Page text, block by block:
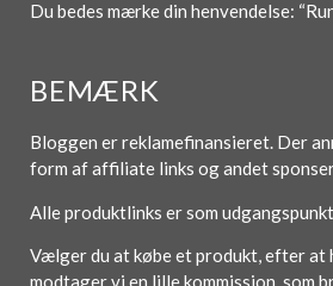
Du bedes mærke din henvendelse:
BEMÆRK
Bloggen er reklamefinansieret. Der
form af affiliate links og andet
Alle produktlinks er som
Vælger du at købe et produkt, efter at
modtager vi en lille kommission, som